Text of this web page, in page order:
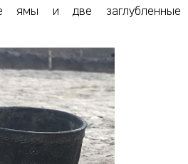
ямы и две заглубленные